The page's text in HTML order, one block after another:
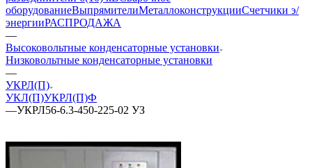
оборудованиеВыпрямителиМеталлоконструкцииСчетчики э/
энергииРАСПРОДАЖА
—
Высоковольтные конденсаторные установки
Низковольтные конденсаторные установки
—
УКРЛ(П)
УКЛ(П)УКРЛ(П)Ф
—УКРЛ56-6.3-450-225-02 УЗ